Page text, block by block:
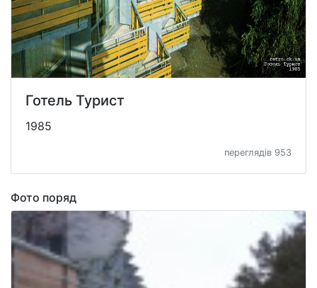
Готель Турист
1985
переглядів 953
Фото поряд